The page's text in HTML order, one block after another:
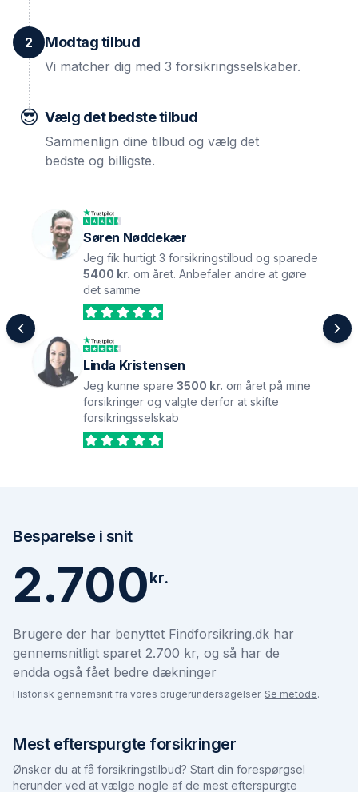
2 Modtag tilbud
Vi matcher dig med 3 forsikringsselskaber.
😎 Vælg det bedste tilbud
Sammenlign dine tilbud og vælg det
bedste og billigste.
Søren Nøddekær
Jeg fik hurtigt 3 forsikringstilbud og sparede
5400 kr. om året. Anbefaler andre at gøre
det samme
Linda Kristensen
Jeg kunne spare 3500 kr. om året på mine
forsikringer og valgte derfor at skifte
forsikringsselskab
Besparelse i snit
2.700kr.
Brugere der har benyttet Findforsikring.dk har
gennemsnitligt sparet 2.700 kr, og så har de
endda også fået bedre dækninger
Historisk gennemsnit fra vores brugerundersøgelser. Se metode.
Mest efterspurgte forsikringer
Ønsker du at få forsikringstilbud? Start din forespørgsel
herunder ved at vælge nogle af de mest efterspurgte